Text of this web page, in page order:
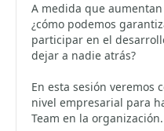
A medida que
¿cómo podemos
participar en el
dejar a nadie atrás?
En esta sesión veremos
nivel empresarial para
Team en la organización.